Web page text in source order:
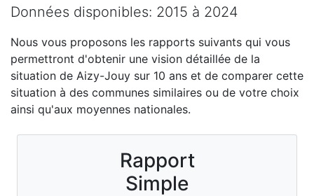
Données disponibles: 2015 à 2024
Nous vous proposons les rapports suivants qui vous
permettront d'obtenir une vision détaillée de la
situation de Aizy-Jouy sur 10 ans et de comparer cette
situation à des communes similaires ou de votre choix
ainsi qu'aux moyennes nationales.
Rapport
Simple